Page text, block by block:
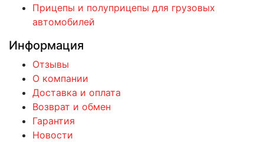
Прицепы и полуприцепы для грузовых
автомобилей
Информация
Отзывы
О компании
Доставка и оплата
Возврат и обмен
Гарантия
Новости